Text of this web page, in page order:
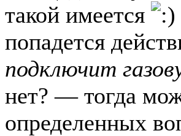
такой имеется
попадется
подключит
нет? — тогда
определенных